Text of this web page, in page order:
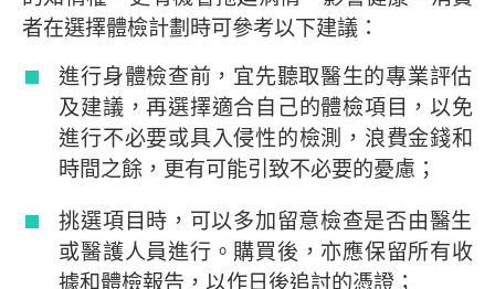
者在選擇體檢計劃時可參考以下建議：
進行身體檢查前，宜先聽取醫生的專業評估
及建議，再選擇適合自己的體檢項目，以免
進行不必要或具入侵性的檢測，浪費金錢和
時間之餘，更有可能引致不必要的憂慮；
挑選項目時，可以多加留意檢查是否由醫生
或醫護人員進行。購買後，亦應保留所有收
據和體檢報告，以作日後追討的憑證；